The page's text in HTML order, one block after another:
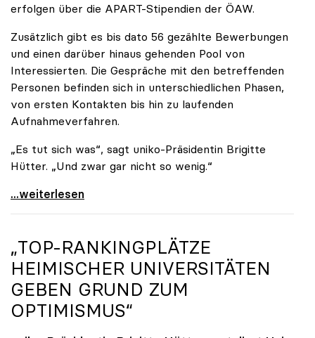
erfolgen über die APART-Stipendien der ÖAW.
Zusätzlich gibt es bis dato 56 gezählte Bewerbungen
und einen darüber hinaus gehenden Pool von
Interessierten. Die Gespräche mit den betreffenden
Personen befinden sich in unterschiedlichen Phasen,
von ersten Kontakten bis hin zu laufenden
Aufnahmeverfahren.
„Es tut sich was“, sagt uniko-Präsidentin Brigitte
Hütter. „Und zwar gar nicht so wenig.“
Reges Interesse von US-Forscher:innen an
...weiterlesen
„TOP-RANKINGPLÄTZE
HEIMISCHER UNIVERSITÄTEN
GEBEN GRUND ZUM
OPTIMISMUS“